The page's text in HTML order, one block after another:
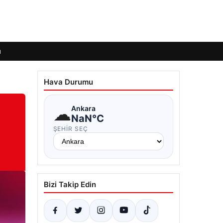
Hava Durumu
☁Ankara
NaN°C
ŞEHIR SEÇ
Bizi Takip Edin